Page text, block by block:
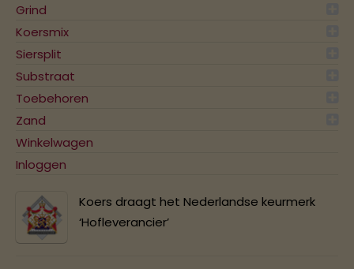
Grind
Koersmix
Siersplit
Substraat
Toebehoren
Zand
Winkelwagen
Inloggen
Koers draagt het Nederlandse keurmerk
‘Hofleverancier’